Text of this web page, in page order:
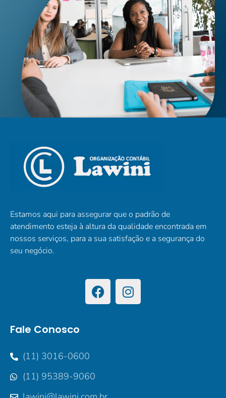
Estamos aqui para assegurar que o padrão de
atendimento esteja à altura da qualidade encontrada em
nossos serviços, para a sua satisfação e a segurança do
seu negócio.
Fale Conosco
(11) 3016-0600
(11) 95389-9060